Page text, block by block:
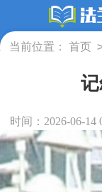
当前位置： 首页
时间：2026-06-14